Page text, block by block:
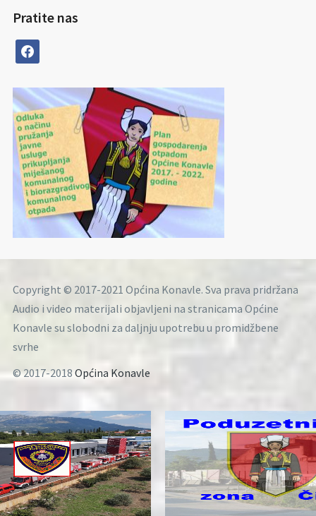
Pratite nas
facebook
Copyright © 2017-2021 Općina Konavle. Sva prava pridržana
Audio i video materijali objavljeni na stranicama Općine
Konavle su slobodni za daljnju upotrebu u promidžbene
svrhe
© 2017-2018 Općina Konavle